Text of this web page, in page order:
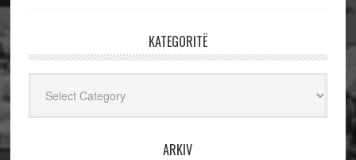
KATEGORITË
ARKIV